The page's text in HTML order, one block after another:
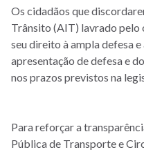
Os cidadãos que
Trânsito (AIT) lavrado pelo
seu direito à ampla defesa
apresentação de defesa e
nos prazos previstos na
Para reforçar a
Pública de Transporte e